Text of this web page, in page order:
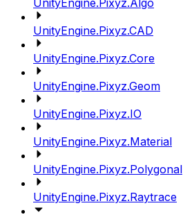
UnityEngine.Pixyz.Algo
UnityEngine.Pixyz.CAD
UnityEngine.Pixyz.Core
UnityEngine.Pixyz.Geom
UnityEngine.Pixyz.IO
UnityEngine.Pixyz.Material
UnityEngine.Pixyz.Polygonal
UnityEngine.Pixyz.Raytrace